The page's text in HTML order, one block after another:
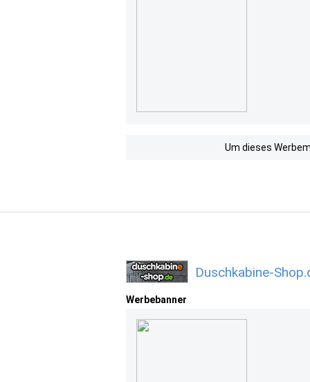
Um dieses
Duschkabine-
Werbebanner